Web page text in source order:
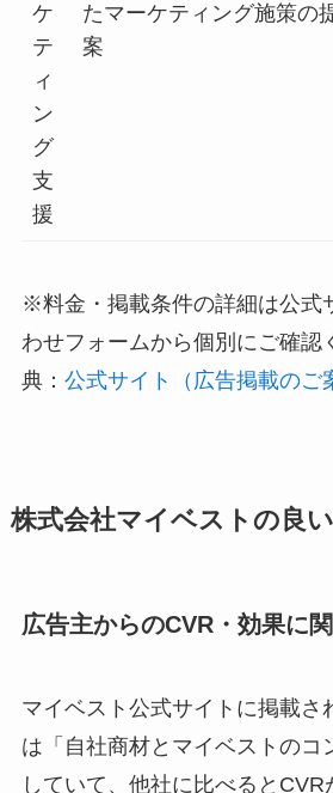
ケ
テ
ィ
ン
グ
支
援
たマーケティング施策の
案
※料金・掲載条件の詳細は公式
わせフォームから個別にご確認
典： 公式サイト（広告掲載のご
株式会社マイベストの良
広告主からのCVR・効果に
マイベスト公式サイトに掲載さ
は「自社商材とマイベストのコ
していて、他社に比べると